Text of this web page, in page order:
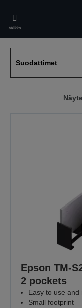
main
content
Valikko
Suodattimet
Epson TM-
2 pockets
Easy to use and
Small footprint